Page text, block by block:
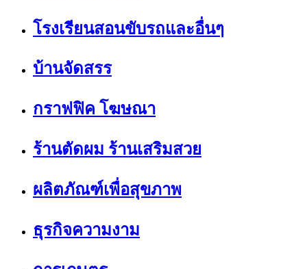
โรงเรียนสอนขับรถและอื่นๆ
บ้านจัดสรร
กราฟฟิค โฆษณา
ร้านตัดผม ร้านเสริมสวย
ผลิตภัณฑ์เพื่อสุขภาพ
ธุรกิจความงาม